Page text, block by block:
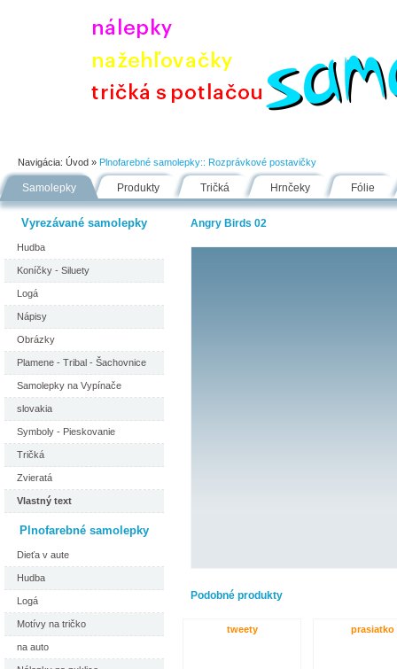
Navigácia: Úvod » Plnofarebné samolepky:: Rozprávkové postavičky
Samolepky Produkty Tričká Hrnčeky Fólie
Vyrezávané samolepky
Hudba
Koníčky - Siluety
Logá
Nápisy
Obrázky
Plamene - Tribal - Šachovnice
Samolepky na Vypínače
slovakia
Symboly - Pieskovanie
Tričká
Zvieratá
Vlastný text
Plnofarebné samolepky
Dieťa v aute
Hudba
Logá
Motívy na tričko
na auto
Angry Birds 02
Podobné produkty
tweety prasiatko